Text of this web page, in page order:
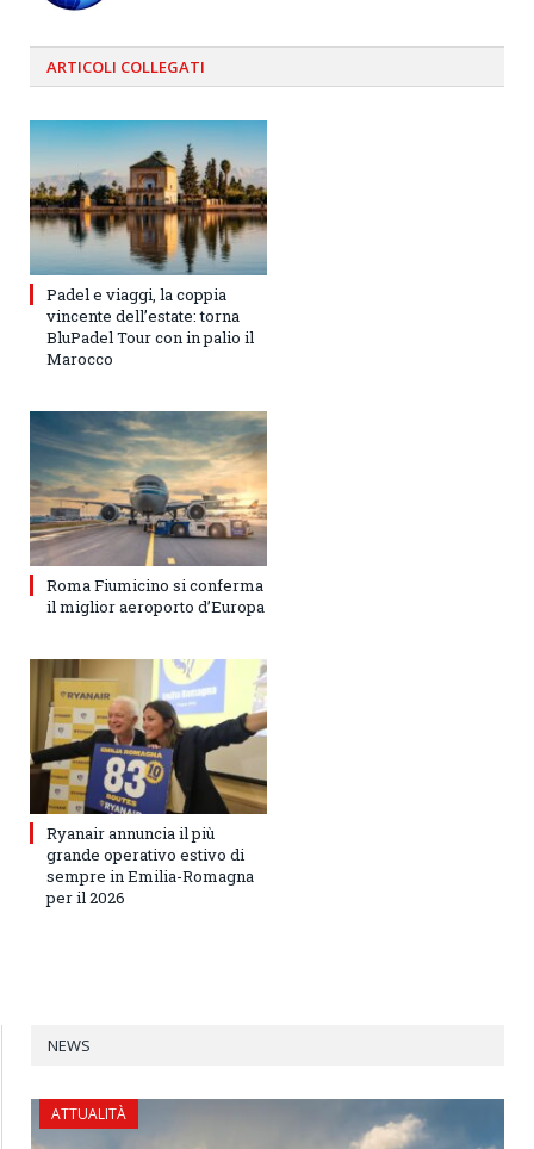
ARTICOLI COLLEGATI
Padel e viaggi, la coppia
vincente dell’estate: torna
BluPadel Tour con in palio il
Marocco
Roma Fiumicino si conferma
il miglior aeroporto d’Europa
Ryanair annuncia il più
grande operativo estivo di
sempre in Emilia-Romagna
per il 2026
NEWS
ATTUALITÀ